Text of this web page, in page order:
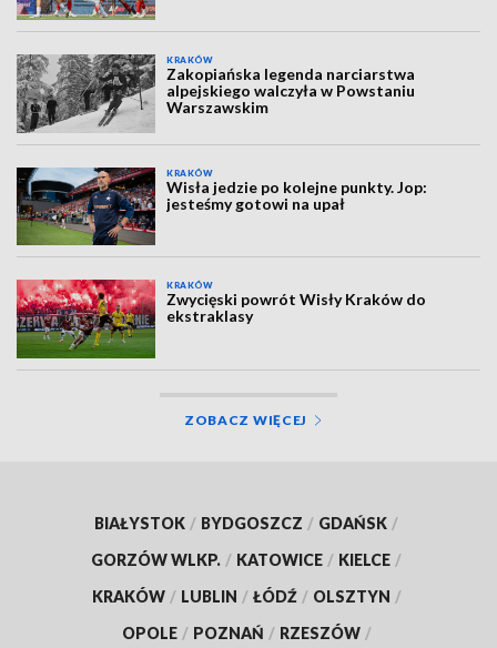
KRAKÓW
Zakopiańska legenda narciarstwa
alpejskiego walczyła w Powstaniu
Warszawskim
KRAKÓW
Wisła jedzie po kolejne punkty. Jop:
jesteśmy gotowi na upał
KRAKÓW
Zwycięski powrót Wisły Kraków do
ekstraklasy
ZOBACZ WIĘCEJ
BIAŁYSTOK / BYDGOSZCZ / GDAŃSK /
GORZÓW WLKP. / KATOWICE / KIELCE /
KRAKÓW / LUBLIN / ŁÓDŹ / OLSZTYN /
OPOLE / POZNAŃ / RZESZÓW /